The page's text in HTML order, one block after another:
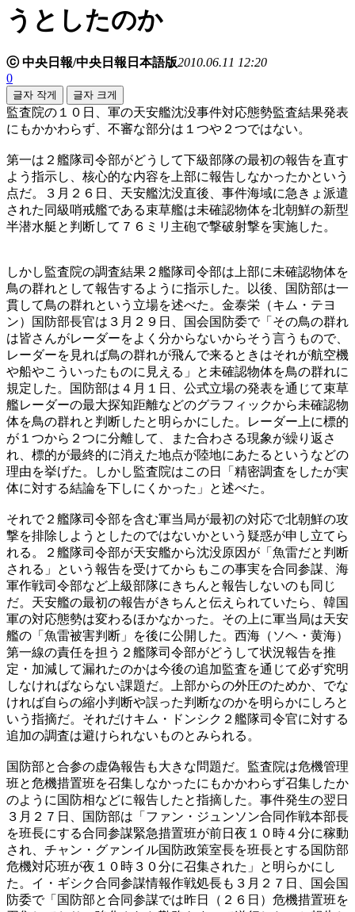
うとしたのか
ⓒ 中央日報/中央日報日本語版2010.06.11 12:20
0
글자 작게 글자 크게
監査院の１０日、軍の天安艦沈没事件対応態勢監査結果発表
にもかかわらず、不審な部分は１つや２つではない。
第一は２艦隊司令部がどうして下級部隊の最初の報告を直す
よう指示し、核心的な内容を上部に報告しなかったかという
点だ。３月２６日、天安艦沈没直後、事件海域に急きょ派遣
された同級哨戒艦である束草艦は未確認物体を北朝鮮の新型
半潜水艇と判断して７６ミリ主砲で撃破射撃を実施した。
しかし監査院の調査結果２艦隊司令部は上部に未確認物体を
鳥の群れとして報告するように指示した。以後、国防部は一
貫して鳥の群れという立場を述べた。金泰栄（キム・テヨ
ン）国防部長官は３月２９日、国会国防委で「その鳥の群れ
は皆さんがレーダーをよく分からないからそう言うもので、
レーダーを見れば鳥の群れが飛んで来るときはそれが航空機
や船やこういったものに見える」と未確認物体を鳥の群れに
規定した。国防部は４月１日、公式立場の発表を通じて束草
艦レーダーの最大探知距離などのグラフィックから未確認物
体を鳥の群れと判断したと明らかにした。レーダー上に標的
が１つから２つに分離して、また合わさる現象が繰り返さ
れ、標的が最終的に消えた地点が陸地にあたるというなどの
理由を挙げた。しかし監査院はこの日「精密調査をしたが実
体に対する結論を下しにくかった」と述べた。
それで２艦隊司令部を含む軍当局が最初の対応で北朝鮮の攻
撃を排除しようとしたのではないかという疑惑が申し立てら
れる。２艦隊司令部が天安艦から沈没原因が「魚雷だと判断
される」という報告を受けてからもこの事実を合同参謀、海
軍作戦司令部など上級部隊にきちんと報告しないのも同じ
だ。天安艦の最初の報告がきちんと伝えられていたら、韓国
軍の対応態勢は変わるほかなかった。その上に軍当局は天安
艦の「魚雷被害判断」を後に公開した。西海（ソヘ・黄海）
第一線の責任を担う２艦隊司令部がどうして状況報告を推
定・加減して漏れたのかは今後の追加監査を通じて必ず究明
しなければならない課題だ。上部からの外圧のためか、でな
ければ自らの縮小判断や誤った判断なのかを明らかにしろと
いう指摘だ。それだけキム・ドンシク２艦隊司令官に対する
追加の調査は避けられないものとみられる。
国防部と合参の虚偽報告も大きな問題だ。監査院は危機管理
班と危機措置班を召集しなかったにもかかわらず召集したか
のように国防相などに報告したと指摘した。事件発生の翌日
３月２７日、国防部は「ファン・ジュンソン合同作戦本部長
を班長にする合同参謀緊急措置班が前日夜１０時４分に稼動
され、チャン・グァンイル国防政策室長を班長とする国防部
危機対応班が夜１０時３０分に召集された」と明らかにし
た。イ・ギシク合同参謀情報作戦処長も３月２７日、国会国
防委で「国防部と合同参謀では昨日（２６日）危機措置班を